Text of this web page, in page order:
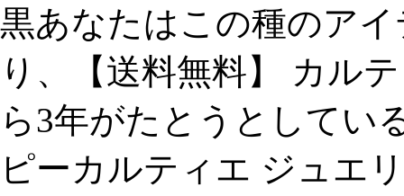
黒あなたはこの種のア
り、【送料無料】 カル
ら3年がたとうとしてい
ピーカルティエ ジュエ